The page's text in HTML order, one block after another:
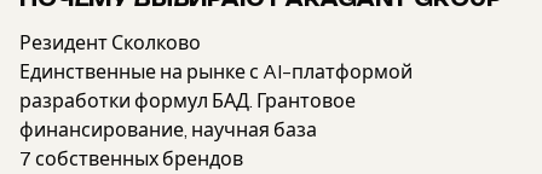
Резидент Сколково
Единственные на рынке с AI-платформой
разработки формул БАД. Грантовое
финансирование, научная база
7 собственных брендов